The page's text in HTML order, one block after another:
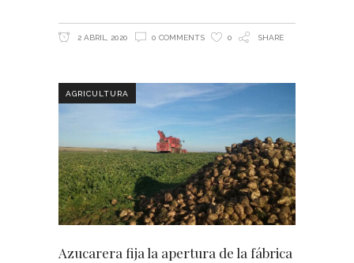
2 ABRIL, 2020 0 COMMENTS 0 SHARE
AGRICULTURA
Azucarera fija la apertura de la fábrica